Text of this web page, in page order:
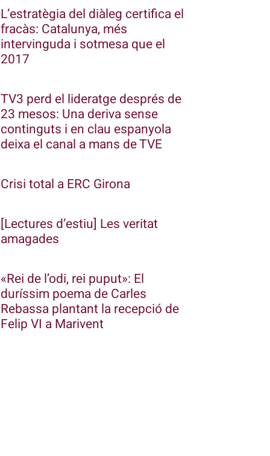
L’estratègia del diàleg certifica el
fracàs: Catalunya, més
intervinguda i sotmesa que el
2017
TV3 perd el lideratge després de
23 mesos: Una deriva sense
continguts i en clau espanyola
deixa el canal a mans de TVE
Crisi total a ERC Girona
[Lectures d’estiu] Les veritat
amagades
«Rei de l’odi, rei puput»: El
duríssim poema de Carles
Rebassa plantant la recepció de
Felip VI a Marivent